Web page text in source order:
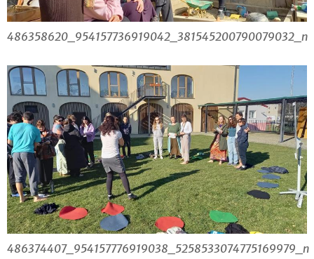
486358620_954157736919042_381545200790079032_n
486374407_954157776919038_5258533074775169979_n